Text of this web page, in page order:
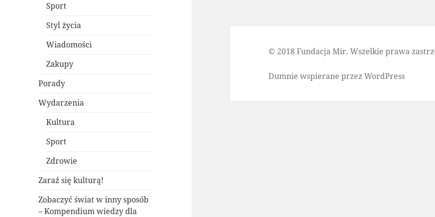
Sport
Styl życia
Wiadomości
Zakupy
Porady
Wydarzenia
Kultura
Sport
Zdrowie
Zaraź się kulturą!
Zobaczyć świat w inny sposób
– Kompendium wiedzy dla
© 2018 Fundacja Mir. Wszelkie prawa
Dumnie wspierane przez WordPress